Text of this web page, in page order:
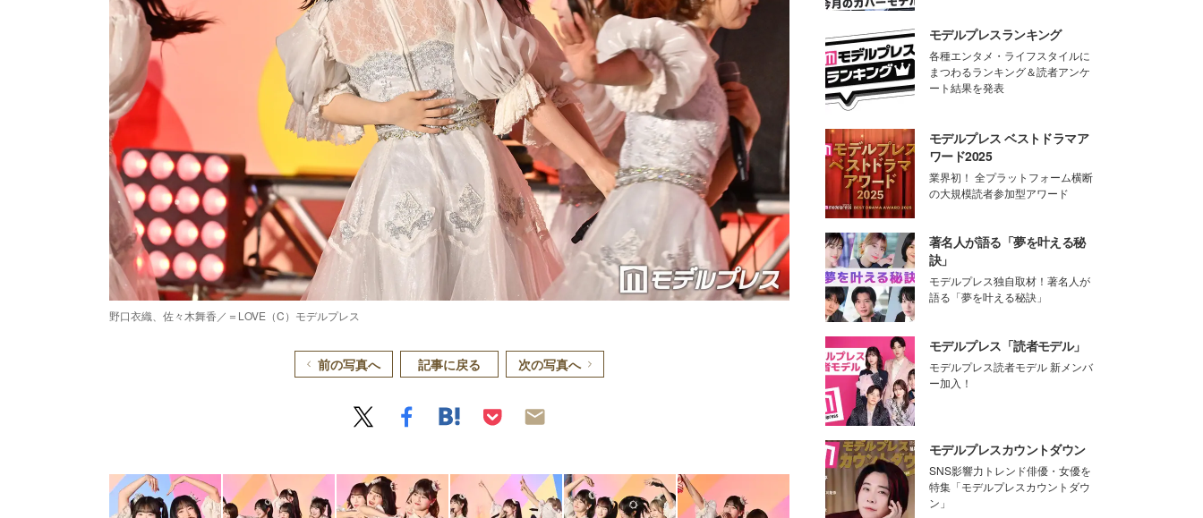
野口衣織、佐々木舞香／＝LOVE（C）モデルプレス
前の写真へ 記事に戻る 次の写真へ
モデルプレスランキング
各種エンタメ・ライフスタイルに
まつわるランキング＆読者アンケ
ート結果を発表
モデルプレス ベストドラマア
ワード2025
業界初！ 全プラットフォーム横断
の大規模読者参加型アワード
著名人が語る「夢を叶える秘
訣」
モデルプレス独自取材！著名人が
語る「夢を叶える秘訣」
モデルプレス「読者モデル」
モデルプレス読者モデル 新メンバ
ー加入！
モデルプレスカウントダウン
SNS影響力トレンド俳優・女優を
特集「モデルプレスカウントダウ
ン」